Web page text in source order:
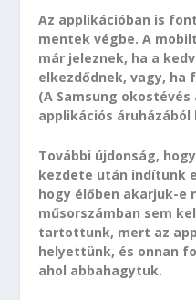
Az applikációban is
mentek végbe. A
már jeleznek, ha a
elkezdődnek, vagy, ha
(A Samsung
applikációs
További újdonság,
kezdete után indítunk
hogy élőben akarjuk-e
műsorszámban sem
tartottunk, mert az
helyettünk, és onnan
ahol abbahagytuk.